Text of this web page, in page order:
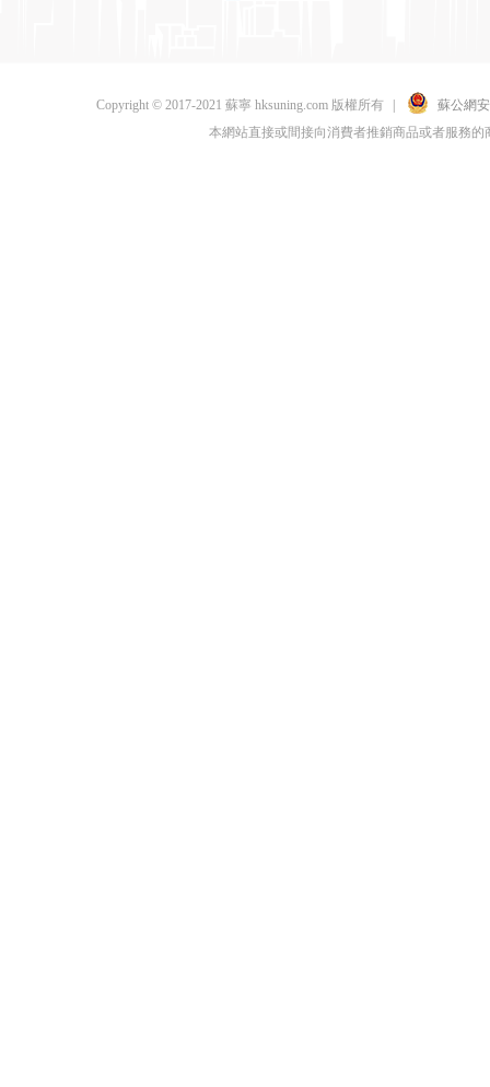
Copyright © 2017-2021 蘇寧 hksuning.com 版權所有
蘇公網
本網站直接或間接向消費者推銷商品或者服務